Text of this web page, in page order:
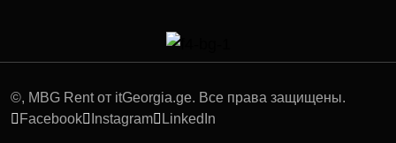
©, MBG Rent от itGeorgia.ge. Все права защищены.
Facebook
Instagram LinkedIn